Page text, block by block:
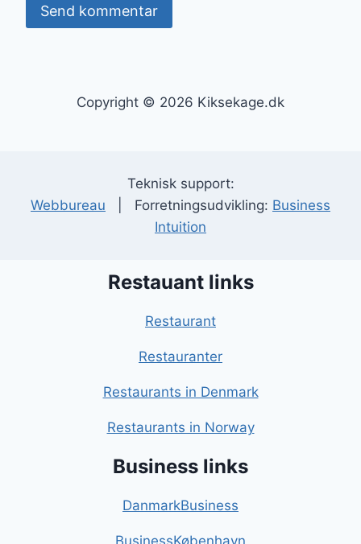
Copyright © 2026 Kiksekage.dk
Teknisk support:
Webbureau | Forretningsudvikling: Business
Intuition
Restauant links
Restaurant
Restauranter
Restaurants in Denmark
Restaurants in Norway
Business links
DanmarkBusiness